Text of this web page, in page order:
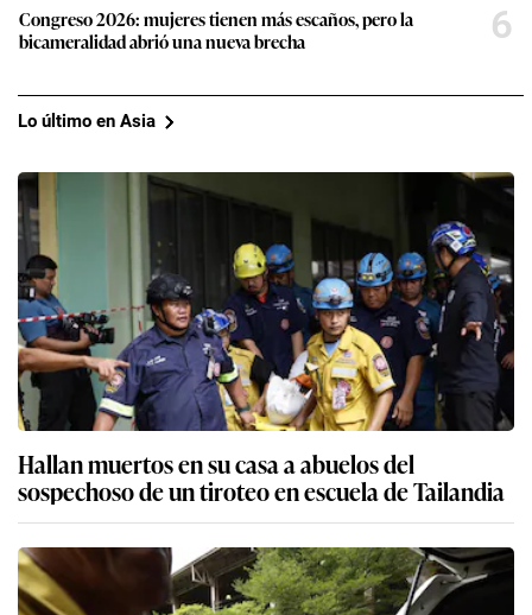
Congreso 2026: mujeres tienen más escaños, pero la
bicameralidad abrió una nueva brecha
6
Lo último en Asia
Hallan muertos en su casa a abuelos del
sospechoso de un tiroteo en escuela de Tailandia